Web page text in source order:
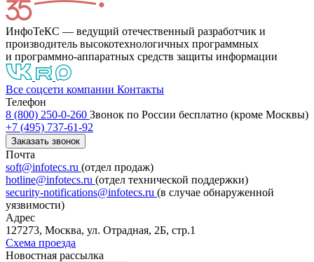
ИнфоТеКС — ведущий отечественный разработчик и
производитель высокотехнологичных программных
и программно-аппаратных средств защиты информации
Все соцсети компании Контакты
Телефон
8 (800) 250-0-260 Звонок по России бесплатно (кроме Москвы)
+7 (495) 737-61-92
Заказать звонок
Почта
soft@infotecs.ru (отдел продаж)
hotline@infotecs.ru (отдел технической поддержки)
security-notifications@infotecs.ru (в случае обнаруженной
уязвимости)
Адрес
127273, Москва, ул. Отрадная, 2Б, стр.1
Схема проезда
Новостная рассылка